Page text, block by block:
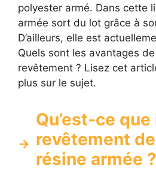
polyester armé. Dans cette
armée sort du lot grâce à
D’ailleurs, elle est
Quels sont les avantages
revêtement ? Lisez cet
plus sur le sujet.
Qu’est-ce que
revêtement
résine armée ?